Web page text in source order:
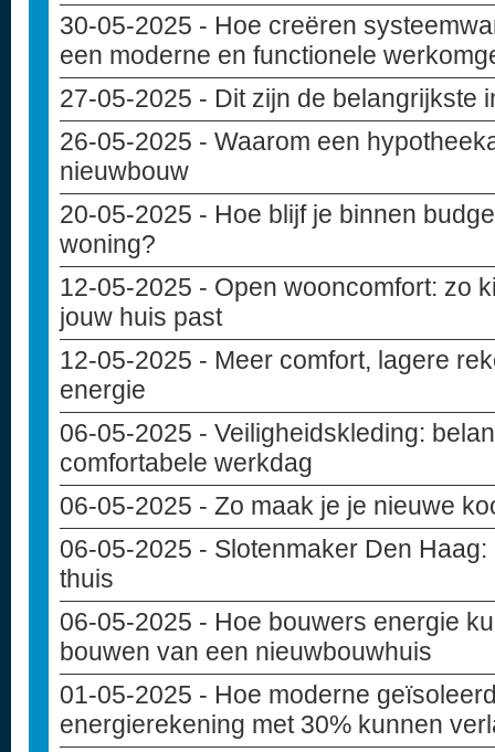
30-05-2025 - Hoe creëren
een moderne en functionele
27-05-2025 - Dit zijn de belangrijkste
26-05-2025 - Waarom een
nieuwbouw
20-05-2025 - Hoe blijf je binnen
woning?
12-05-2025 - Open wooncomfort: zo
jouw huis past
12-05-2025 - Meer comfort, lagere
energie
06-05-2025 - Veiligheidskleding:
comfortabele werkdag
06-05-2025 - Zo maak je je nieuwe
06-05-2025 - Slotenmaker Den
thuis
06-05-2025 - Hoe bouwers energie
bouwen van een nieuwbouwhuis
01-05-2025 - Hoe moderne
energierekening met 30% kunnen